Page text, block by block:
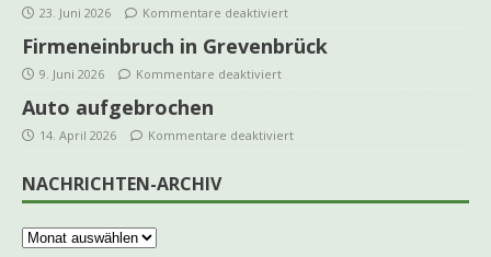
23. Juni 2026 Kommentare deaktiviert
Firmeneinbruch in Grevenbrück
9. Juni 2026 Kommentare deaktiviert
Auto aufgebrochen
14. April 2026 Kommentare deaktiviert
NACHRICHTEN-ARCHIV